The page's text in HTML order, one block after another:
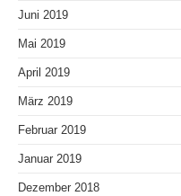
Juni 2019
Mai 2019
April 2019
März 2019
Februar 2019
Januar 2019
Dezember 2018